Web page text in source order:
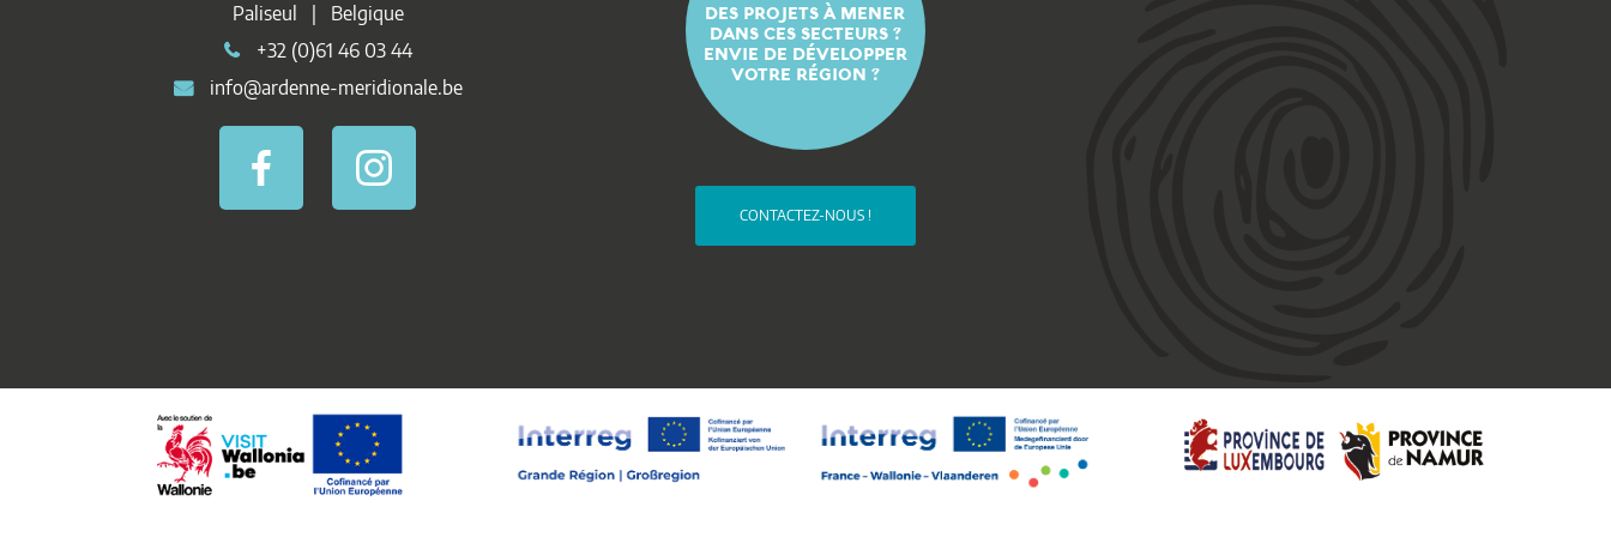
Paliseul | Belgique
+32 (0)61 46 03 44
info@ardenne-meridionale.be
DES PROJETS À MENER
DANS CES SECTEURS ?
ENVIE DE DÉVELOPPER
VOTRE RÉGION ?
CONTACTEZ-NOUS !